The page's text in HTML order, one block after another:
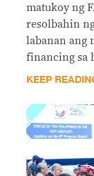
matukoy ng
resolbahin
labanan ang
financing sa
KEEP